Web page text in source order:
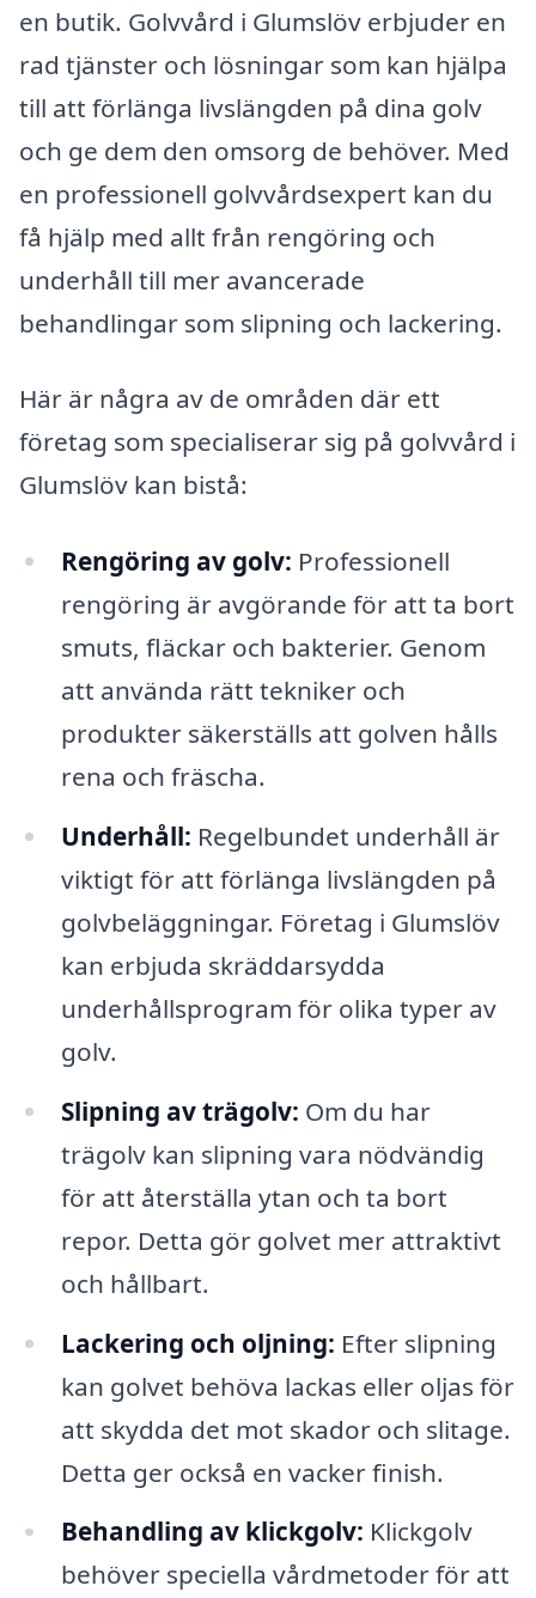
en butik. Golvvård i Glumslöv erbjuder en
rad tjänster och lösningar som kan hjälpa
till att förlänga livslängden på dina golv
och ge dem den omsorg de behöver. Med
en professionell golvvårdsexpert kan du
få hjälp med allt från rengöring och
underhåll till mer avancerade
behandlingar som slipning och lackering.
Här är några av de områden där ett
företag som specialiserar sig på golvvård i
Glumslöv kan bistå:
Rengöring av golv: Professionell
rengöring är avgörande för att ta bort
smuts, fläckar och bakterier. Genom
att använda rätt tekniker och
produkter säkerställs att golven hålls
rena och fräscha.
Underhåll: Regelbundet underhåll är
viktigt för att förlänga livslängden på
golvbeläggningar. Företag i Glumslöv
kan erbjuda skräddarsydda
underhållsprogram för olika typer av
golv.
Slipning av trägolv: Om du har
trägolv kan slipning vara nödvändig
för att återställa ytan och ta bort
repor. Detta gör golvet mer attraktivt
och hållbart.
Lackering och oljning: Efter slipning
kan golvet behöva lackas eller oljas för
att skydda det mot skador och slitage.
Detta ger också en vacker finish.
Behandling av klickgolv: Klickgolv
behöver speciella vårdmetoder för att